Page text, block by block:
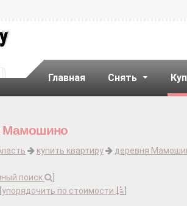
Главная Снять
Мамошино
купить квартиру деревня
поиск
упорядочить по стоимости